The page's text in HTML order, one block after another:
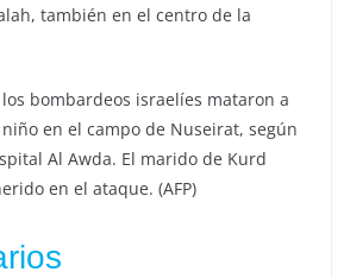
también en el centro de la
bombardeos israelíes mataron a
en el campo de Nuseirat, según
Al Awda. El marido de Kurd
en el ataque. (AFP)